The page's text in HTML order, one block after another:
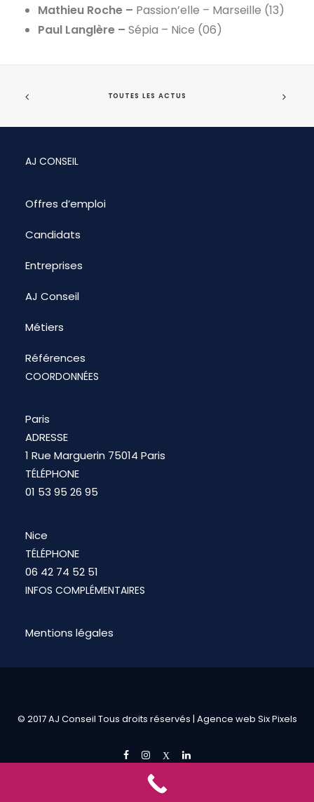
Mathieu Roche – Passion’elle – Marseille (13)
Paul Langlère – Sépia – Nice (06)
TOUTES LES ACTUS
AJ CONSEIL
Offres d’emploi
Candidats
Entreprises
AJ Conseil
Métiers
Références
COORDONNÉES
Paris
ADRESSE
1 Rue Marguerin 75014 Paris
TÉLÉPHONE
01 53 95 26 95
Nice
TÉLÉPHONE
06 42 74 52 51
INFOS COMPLÉMENTAIRES
Mentions légales
© 2017 AJ Conseil Tous droits réservés | Agence web Six Pixels